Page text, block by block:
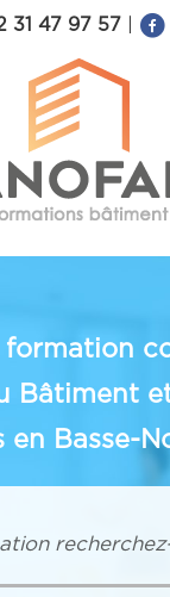
31 47 97 57
formation
Bâtiment
en Basse-